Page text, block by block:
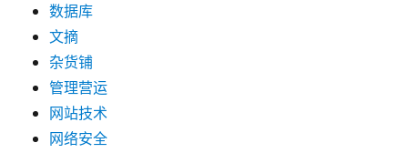
数据库
文摘
杂货铺
管理营运
网站技术
网络安全